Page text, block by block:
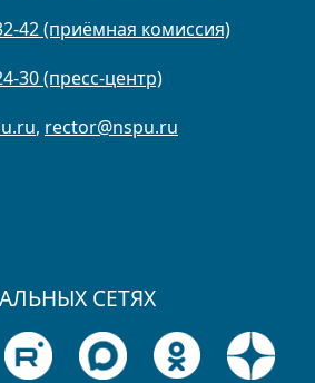
42 (приёмная комиссия)
30 (пресс-центр)
, rector@nspu.ru
СЕТЯХ